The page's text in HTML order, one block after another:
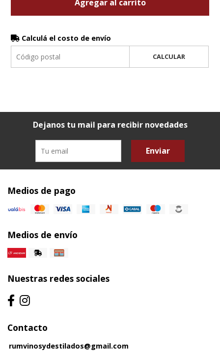
Agregar al carrito
Calculá el costo de envío
CALCULAR
Dejanos tu mail para recibir novedades
Enviar
Medios de pago
Medios de envío
Nuestras redes sociales
Contacto
rumvinosydestilados@gmail.com